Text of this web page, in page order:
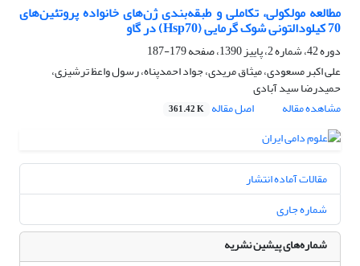
مطالعه مولکولی، تکاملی و طبقه‌بندی ژن‌های خانواده پروتئین‌های
70 کیلودالتونی شوک گرمایی (Hsp70) در گاو
دوره 42، شماره 2، پاییز 1390، صفحه
179-187
علی اکبر مسعودی، میثاق مریدی، جواد احمدپناه، رسول واعظ ترشیزی،
حمیدرضا سید آبادی
مشاهده مقاله
اصل مقاله 361.42 K
مقالات آماده انتشار
شماره جاری
شماره‌های پیشین نشریه